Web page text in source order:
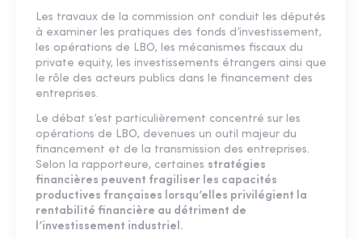
Les travaux de la commission ont conduit les députés
à examiner les pratiques des fonds d’investissement,
les opérations de LBO, les mécanismes fiscaux du
private equity, les investissements étrangers ainsi que
le rôle des acteurs publics dans le financement des
entreprises.
Le débat s’est particulièrement concentré sur les
opérations de LBO, devenues un outil majeur du
financement et de la transmission des entreprises.
Selon la rapporteure, certaines stratégies
financières peuvent fragiliser les capacités
productives françaises lorsqu’elles privilégient la
rentabilité financière au détriment de
l’investissement industriel.